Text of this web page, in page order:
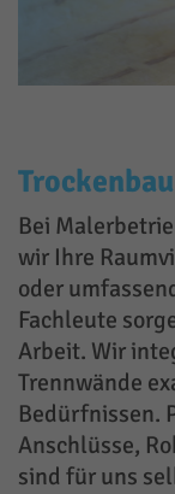
Bei
wir Ihre
oder
Fachleute
Arbeit. Wir
Trennwände
Bedürfnissen.
Anschlüsse,
sind für uns